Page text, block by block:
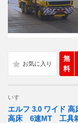
無
料
いすゞ
エルフ 3.0 ワイド
高床 6速MT 工具